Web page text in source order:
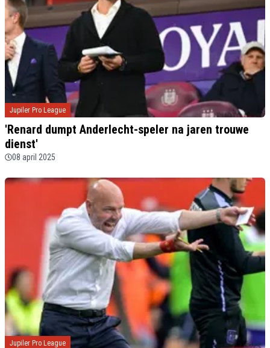
Jupiler Pro League
'Renard dumpt Anderlecht-speler na jaren trouwe
dienst'
08 april 2025
Jupiler Pro League